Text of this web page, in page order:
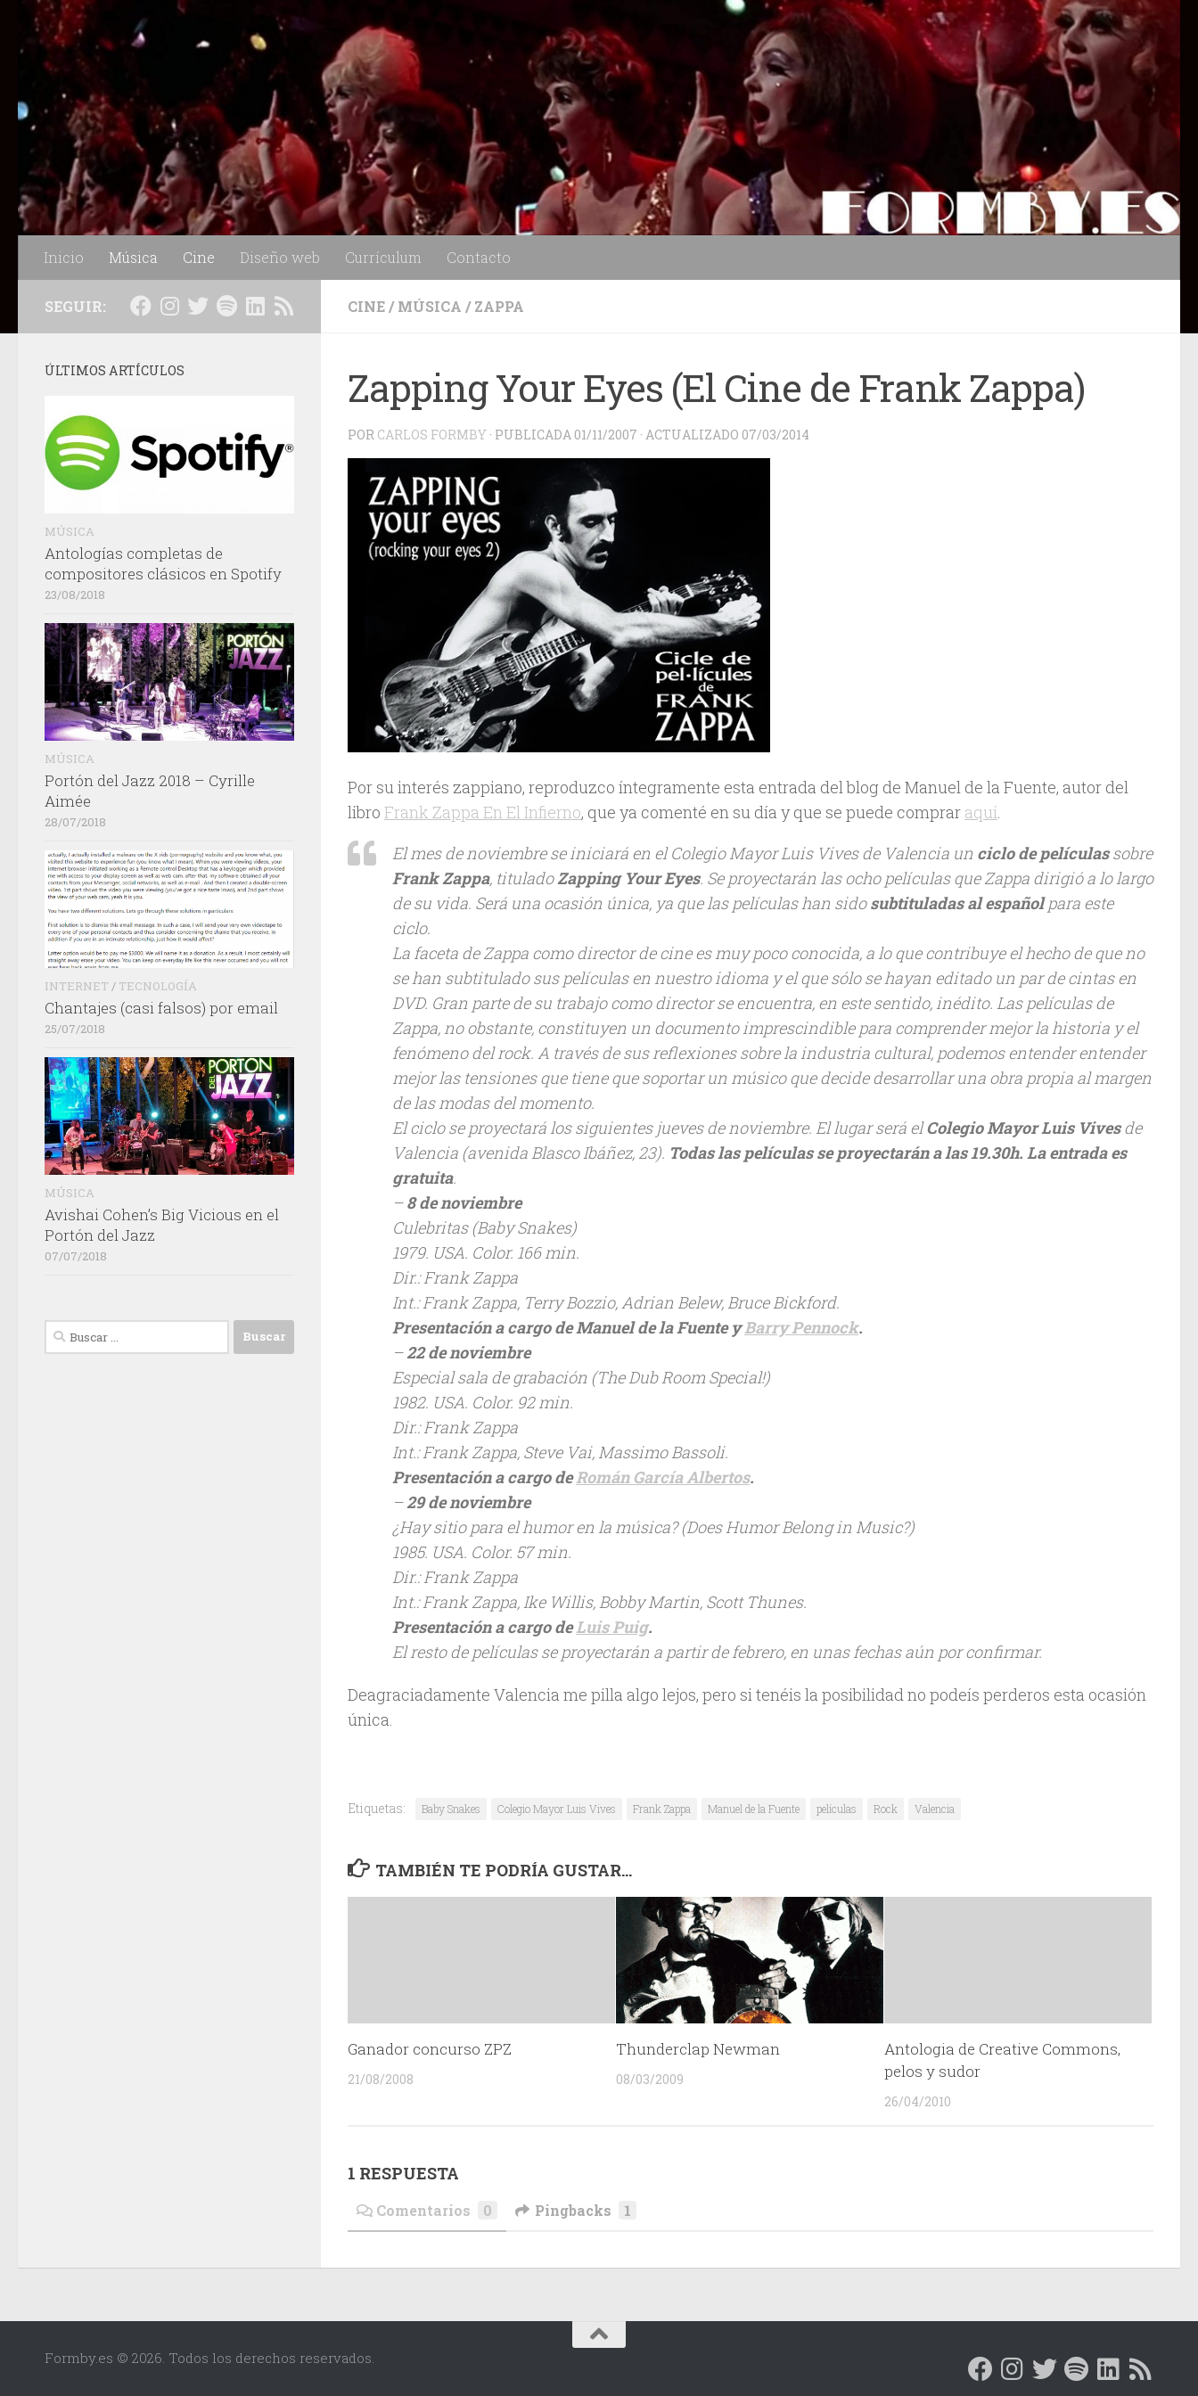
Saltar al contenido
Inicio Música Cine Diseño web Currículum Contacto
CINE/ MÚSICA / ZAPPA
Zapping Your Eyes (El Cine de Frank Zappa)
POR CARLOS FORMBY · PUBLICADA 01/11/2007 · ACTUALIZADO 07/03/2014
Por su interés zappiano, reproduzco íntegramente esta entrada del blog de Manuel de la Fuente, autor del
libro Frank Zappa En El Infierno, que ya comenté en su día y que se puede comprar aquí.
El mes de noviembre se iniciará en el Colegio Mayor Luis Vives de Valencia un ciclo de películassobre
Frank Zappa, tituladoZapping Your Eyes. Se proyectarán las ocho películas que Zappa dirigió a lo largo
de su vida. Será una ocasión única, ya que las películas han sidosubtituladas al españolpara este
ciclo.
La faceta de Zappa como director de cine es muy poco conocida, a lo que contribuye el hecho de que no
se han subtitulado sus películas en nuestro idioma y el que sólo se hayan editado un par de cintas en
DVD. Gran parte de su trabajo como director se encuentra, en este sentido, inédito. Las películas de
Zappa, no obstante, constituyen un documento imprescindible para comprender mejor la historia y el
fenómeno del rock. A través de sus reflexiones sobre la industria cultural, podemos entender entender
mejor las tensiones que tiene que soportar un músico que decide desarrollar una obra propia al margen
de las modas del momento.
El ciclo se proyectará los siguientes jueves de noviembre. El lugar será elColegio Mayor Luis Vivesde
Valencia (avenida Blasco Ibáñez, 23). Todas las películas se proyectarán a las19.30h. La entrada es
gratuita.
–8 de noviembre
Culebritas(Baby Snakes)
1979. USA. Color. 166 min.
Dir.: Frank Zappa
Int.: Frank Zappa, Terry Bozzio, Adrian Belew, Bruce Bickford.
Presentación a cargo de Manuel de la Fuente yBarry Pennock.
–22 de noviembre
Especial sala de grabación (The Dub Room Special!)
1982. USA. Color. 92 min.
Dir.: Frank Zappa
Int.: Frank Zappa, Steve Vai, Massimo Bassoli.
Presentación a cargo deRomán García Albertos.
–29 de noviembre
¿Hay sitio para el humor en la música?(Does Humor Belong in Music?)
1985. USA. Color. 57 min.
Dir.: Frank Zappa
Int.: Frank Zappa, Ike Willis, Bobby Martin, Scott Thunes.
Presentación a cargo deLuis Puig.
El resto de películas se proyectarán a partir de febrero, en unas fechas aún por confirmar.
Deagraciadamente Valencia me pilla algo lejos, pero si tenéis la posibilidad no podeís perderos esta ocasión
única.
Etiquetas: Baby Snakes Colegio Mayor Luis Vives Frank Zappa Manuel de la Fuente películas Rock Valencia
TAMBIÉN TE PODRÍA GUSTAR...
Ganador concurso ZPZ
21/08/2008
Thunderclap Newman
08/03/2009
Antologia de Creative Commons,
pelos y sudor
26/04/2010
1 RESPUESTA
Comentarios 0 Pingbacks 1
SEGUIR:
ÚLTIMOS ARTÍCULOS
MÚSICA
Antologías completas de
compositores clásicos en Spotify
23/08/2018
MÚSICA
Portón del Jazz 2018 – Cyrille
Aimée
28/07/2018
INTERNET / TECNOLOGÍA
Chantajes (casi falsos) por email
25/07/2018
MÚSICA
Avishai Cohen’s Big Vicious en el
Portón del Jazz
07/07/2018
Buscar:
Formby.es © 2026. Todos los derechos reservados.